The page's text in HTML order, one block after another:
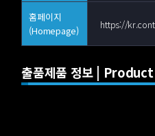
홈페이지
(Homepage)
https://
출품제품 정보 |